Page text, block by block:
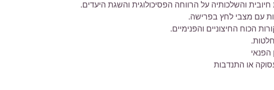
והשלכותיה על הרווחה הפסיכולוגית והשגת היעדים.
עם מצבי לחץ בפרישה.
הכוח החיצוניים והפנימיים.
הפנאי
או התנדבות